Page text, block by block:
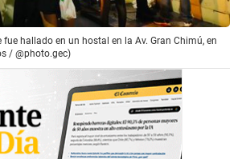
fue hallado en un hostal en la Av. Gran Chimú, en
/ @photo.gec)